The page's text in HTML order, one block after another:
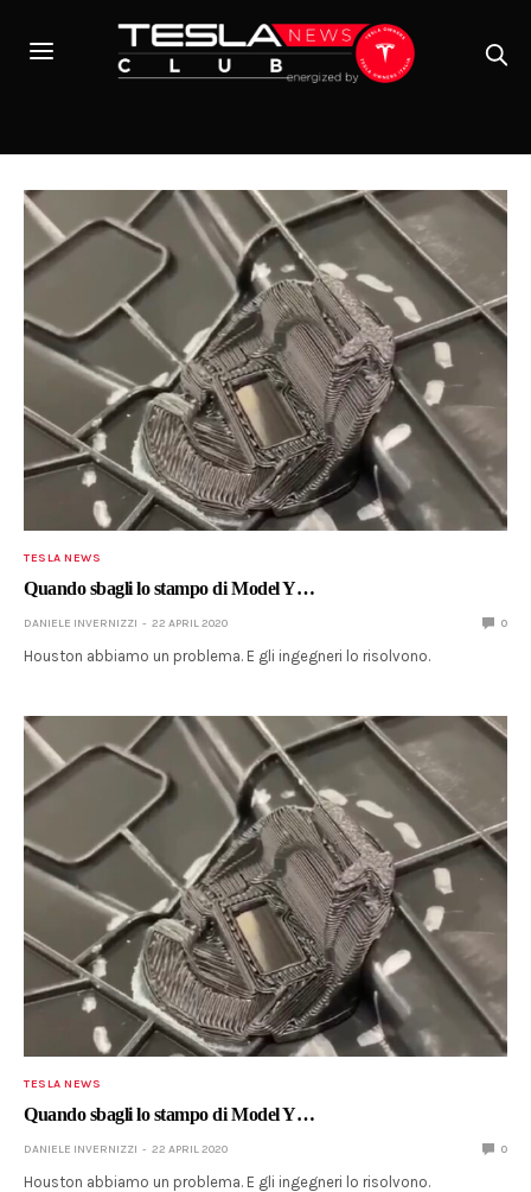
TESLA NEWS
Quando sbagli lo stampo di Model Y…
DANIELE INVERNIZZI 22 APRIL 2020 0
Houston abbiamo un problema. E gli ingegneri lo risolvono.
TESLA NEWS
Quando sbagli lo stampo di Model Y…
DANIELE INVERNIZZI 22 APRIL 2020 0
Houston abbiamo un problema. E gli ingegneri lo risolvono.